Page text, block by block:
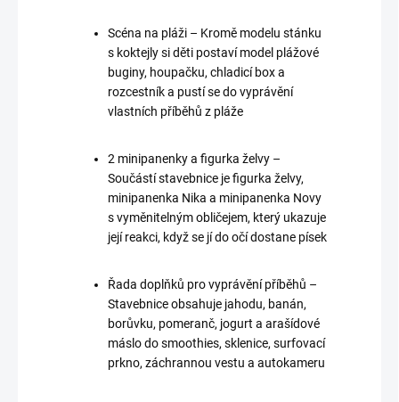
Scéna na pláži – Kromě modelu stánku
s koktejly si děti postaví model plážové
buginy, houpačku, chladicí box a
rozcestník a pustí se do vyprávění
vlastních příběhů z pláže
2 minipanenky a figurka želvy –
Součástí stavebnice je figurka želvy,
minipanenka Nika a minipanenka Novy
s vyměnitelným obličejem, který ukazuje
její reakci, když se jí do očí dostane písek
Řada doplňků pro vyprávění příběhů –
Stavebnice obsahuje jahodu, banán,
borůvku, pomeranč, jogurt a arašídové
máslo do smoothies, sklenice, surfovací
prkno, záchrannou vestu a autokameru